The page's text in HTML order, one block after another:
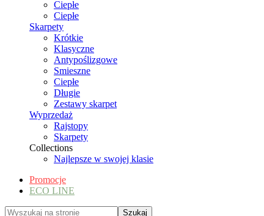
Ciepłe
Ciepłe
Skarpety
Krótkie
Klasyczne
Antypoślizgowe
Smieszne
Ciepłe
Długie
Zestawy skarpet
Wyprzedaż
Rajstopy
Skarpety
Collections
Najlepsze w swojej klasie
Promocje
ECO LINE